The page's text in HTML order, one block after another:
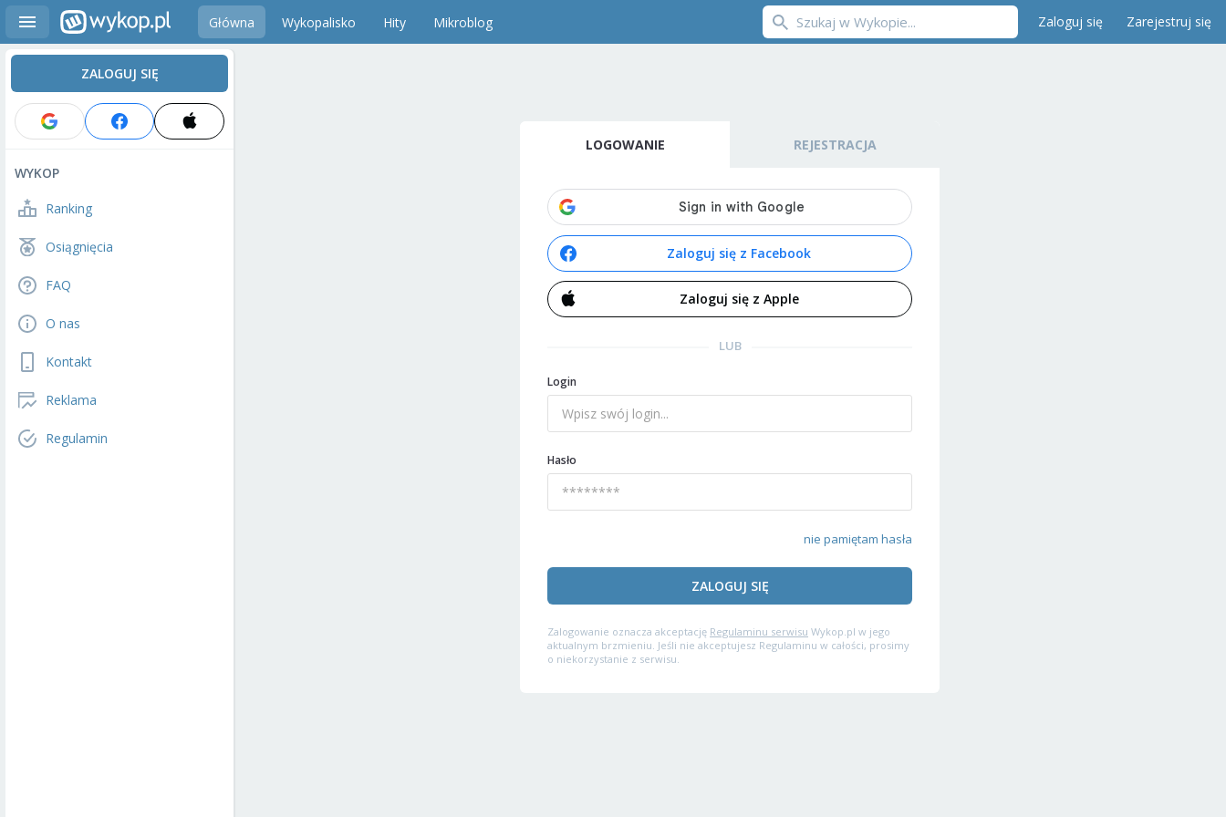
Główna Wykopalisko Hity Mikroblog Zaloguj się Zarejestruj się
ZALOGUJ SIĘ
WYKOP
Ranking
Osiągnięcia
FAQ
O nas
Kontakt
Reklama
Regulamin
LOGOWANIE REJESTRACJA
Zaloguj się z Facebook
Zaloguj się z Apple
LUB
Login
Hasło
nie pamiętam hasła
ZALOGUJ SIĘ
Zalogowanie oznacza akceptację Regulaminu serwisu Wykop.pl w jego
aktualnym brzmieniu. Jeśli nie akceptujesz Regulaminu w całości, prosimy
o niekorzystanie z serwisu.